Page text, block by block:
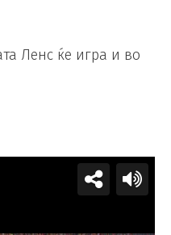
Ленс ќе игра и во